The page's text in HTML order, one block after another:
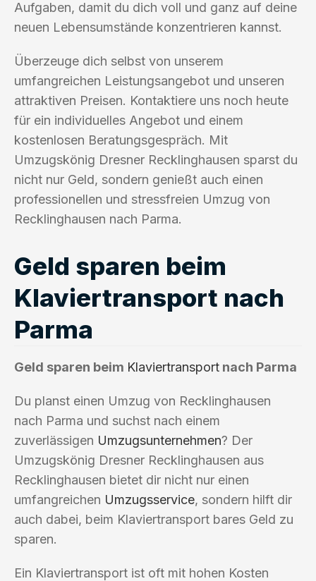
Aufgaben, damit du dich voll und ganz auf deine
neuen Lebensumstände konzentrieren kannst.
Überzeuge dich selbst von unserem
umfangreichen Leistungsangebot und unseren
attraktiven Preisen. Kontaktiere uns noch heute
für ein individuelles Angebot und einem
kostenlosen Beratungsgespräch. Mit
Umzugskönig Dresner Recklinghausen sparst du
nicht nur Geld, sondern genießt auch einen
professionellen und stressfreien Umzug von
Recklinghausen nach Parma.
Geld sparen beim
Klaviertransport nach
Parma
Geld sparen beim Klaviertransport nach Parma
Du planst einen Umzug von Recklinghausen
nach Parma und suchst nach einem
zuverlässigen Umzugsunternehmen? Der
Umzugskönig Dresner Recklinghausen aus
Recklinghausen bietet dir nicht nur einen
umfangreichen Umzugsservice, sondern hilft dir
auch dabei, beim Klaviertransport bares Geld zu
sparen.
Ein Klaviertransport ist oft mit hohen Kosten